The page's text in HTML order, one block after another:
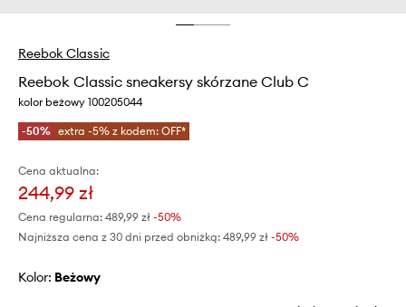
Reebok Classic
Reebok Classic sneakersy skórzane Club C
kolor beżowy 100205044
-50% extra -5% z kodem: OFF*
Cena aktualna:
244,99 zł
Cena regularna: 489,99 zł -50%
Najniższa cena z 30 dni przed obniżką: 489,99 zł -50%
Kolor: beżowy